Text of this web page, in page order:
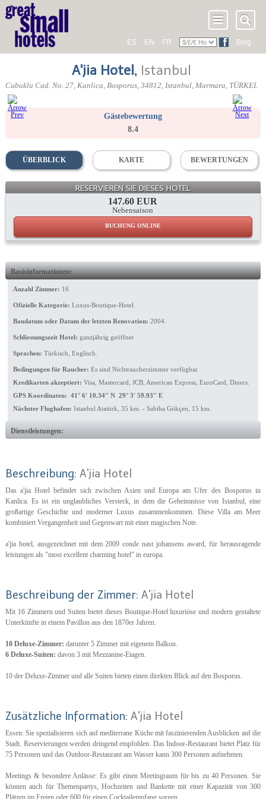
ES EN FR Blog
A'jia Hotel , Istanbul
Cubuklu Cad. No. 27, Kanlica, Bosporus,34812, Istanbul,Marmara, TÜRKEI.
Gästebewertung
8.4
ÜBERBLICK KARTE BEWERTUNGEN
RESERVIEREN SIE DIESES HOTEL
147.60 EUR
Nebensaison
BUCHUNG ONLINE
Basisinformationen:
Anzahl Zimmer: 16
Ofizielle Kategorie: Luxus-Boutique-Hotel.
Baudatum oder Datum der letzten Renovation: 2004.
Schliessungszeit Hotel: ganzjährig geöffnet
Sprachen: Türkisch, Englisch.
Bedingungen für Raucher: Es sind Nichtraucherzimmer verfügbar.
Kredikarten akzeptiert: Visa, Mastercard, JCB, American Express, EuroCard, Diners.
GPS Koordinaten: 41° 6' 10.34'' N 29° 3' 59.93'' E
Nächster Flughafen: Istanbul Atatürk, 35 km. - Sabiha Gökçen, 15 km.
Dienstleistungen:
Beschreibung: A'jia Hotel
Das a'jia Hotel befindet sich zwischen Asien und Europa am Ufer des Bosporus in
Kanlica. Es ist ein unglaubliches Versteck, in dem die Geheimnisse von Istanbul, eine
großartige Geschichte und moderner Luxus zusammenkommen. Diese Villa am Meer
kombiniert Vergangenheit und Gegenwart mit einer magischen Note.
a'jia hotel, ausgezeichnet mit dem 2009 conde nast johansens award, für herausragende
leistungen als "most excellent charming hotel" in europa.
Beschreibung der Zimmer: A'jia Hotel
Mit 16 Zimmern und Suiten bietet dieses Boutique-Hotel luxuriöse und modern gestaltete
Unterkünfte in einem Pavillon aus den 1870er Jahren.
10 Deluxe-Zimmer: darunter 5 Zimmer mit eigenem Balkon.
6 Deluxe-Suiten: davon 3 mit Mezzanine-Etagen.
10 der Deluxe-Zimmer und alle Suiten bieten einen direkten Blick auf den Bosporus.
Zusätzliche Information: A'jia Hotel
Essen: Sie spezialisieren sich auf mediterrane Küche mit faszinierenden Ausblicken auf die
Stadt. Reservierungen werden dringend empfohlen. Das Indoor-Restaurant bietet Platz für
75 Personen und das Outdoor-Restaurant am Wasser kann 300 Personen aufnehmen.
Meetings & besondere Anlässe: Es gibt einen Meetingraum für bis zu 40 Personen. Sie
können auch für Themenpartys, Hochzeiten und Bankette mit einer Kapazität von 300
Plätzen im Freien oder 600 für einen Cocktailempfang sorgen.